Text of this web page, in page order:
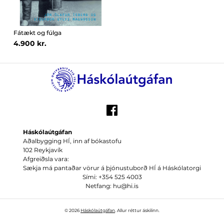
Fátækt og fúlga
4.900 kr.
Háskólaútgáfan
Aðalbygging HÍ, inn af bókastofu
102 Reykjavík
Afgreiðsla vara:
Sækja má pantaðar vörur á þjónustuborð HÍ á Háskólatorgi
Sími: +354 525 4003
Netfang: hu@hi.is
© 2026Háskólaútgáfan . Allur réttur áskilinn.